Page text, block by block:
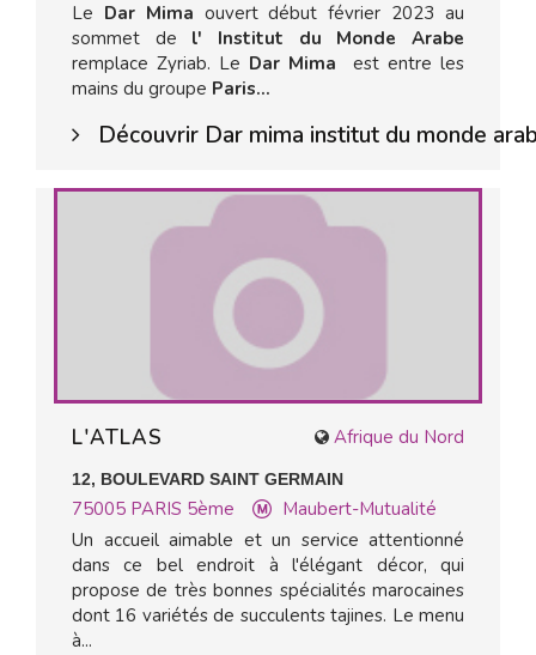
Le Dar Mima ouvert début février 2023 au
sommet de l' Institut du Monde Arabe
remplace Zyriab. Le Dar Mima
est entre les
mains du groupe Paris...
Découvrir Dar mima institut du monde
Afrique du Nord
L'ATLAS
12, BOULEVARD SAINT GERMAIN
75005 PARIS 5ème
Maubert-Mutualité
Un accueil aimable et un service attentionné
dans ce bel endroit à l'élégant décor, qui
propose de très bonnes spécialités marocaines
dont 16 variétés de succulents tajines. Le menu
à...